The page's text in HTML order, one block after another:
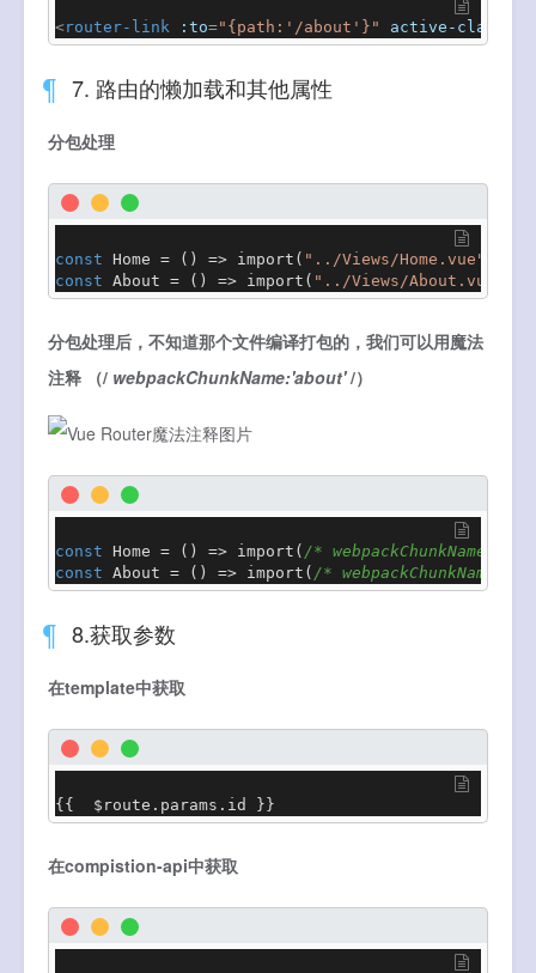
<router-link :to="{path:'/about'}" active-class
7. 路由的懒加载和其他属性
分包处理
const Home = ( ) => import ( "../Views/Home.vue"
const About = ( ) => import ( "../Views/About.vue"
分包处理后，不知道那个文件编译打包的，我们可以用魔法
注释 （/ webpackChunkName:'about'/）
const Home = ( ) => import ( /*
const About = ( ) => import ( /*
8.获取参数
在template中获取
{{  $route. params . id }}
在compistion-api中获取